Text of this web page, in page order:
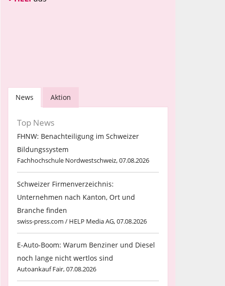
News Aktion
Top News
FHNW: Benachteiligung im Schweizer
Bildungssystem
Fachhochschule Nordwestschweiz, 07.08.2026
Schweizer Firmenverzeichnis:
Unternehmen nach Kanton, Ort und
Branche finden
swiss-press.com / HELP Media AG, 07.08.2026
E-Auto-Boom: Warum Benziner und Diesel
noch lange nicht wertlos sind
Autoankauf Fair, 07.08.2026